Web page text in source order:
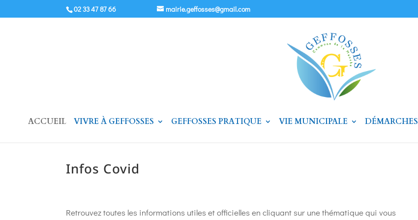
02 33 47 87 66 mairie.geffosses@gmail.com
ACCUEIL VIVRE À GEFFOSSES GEFFOSSES PRATIQUE VIE MUNICIPALE DÉMARCHES
Infos Covid
Retrouvez toutes les informations utiles et officielles en cliquant sur une thématique qui vous